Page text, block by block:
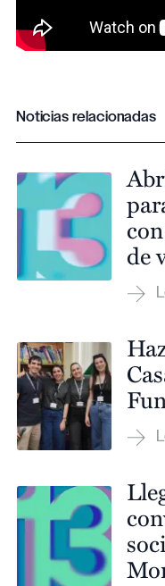
Noticias relacionadas
de